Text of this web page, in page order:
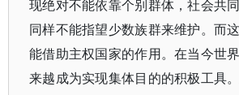
现绝对不能依靠个别群体，社会共
同样不能指望少数族群来维护。而
能借助主权国家的作用。在当今世
来越成为实现集体目的的积极工具